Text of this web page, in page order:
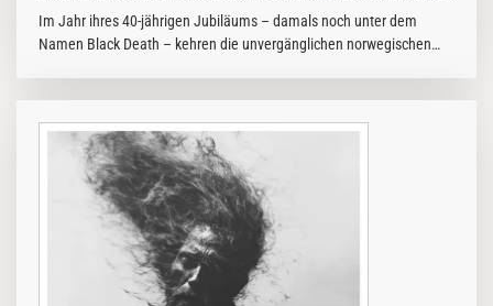
Im Jahr ihres 40-jährigen Jubiläums – damals noch unter dem
Namen Black Death – kehren die unvergänglichen norwegischen